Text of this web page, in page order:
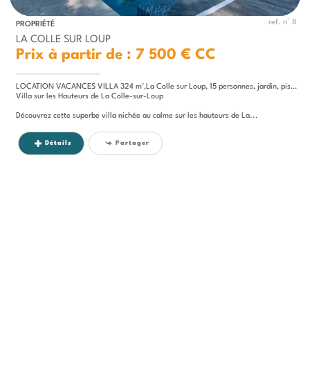
PROPRIÉTÉ ref. n° 8
LA COLLE SUR LOUP
Prix à partir de : 7 500 € CC
LOCATION VACANCES VILLA 324 m²,La Colle sur Loup, 15 personnes, jardin, piscine, stationnement
Villa sur les Hauteurs de La Colle-sur-Loup
Découvrez cette superbe villa nichée au calme sur les hauteurs de La...
Détails Partager